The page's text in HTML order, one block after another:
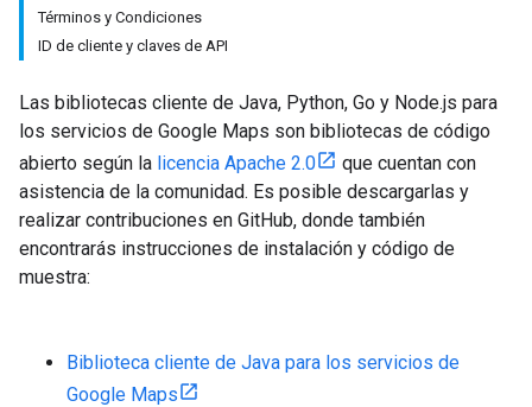
Términos y Condiciones
ID de cliente y claves de API
Las bibliotecas cliente de Java, Python, Go y Node.js para
los servicios de Google Maps son bibliotecas de código
abierto según la licencia Apache 2.0
que cuentan con
asistencia de la comunidad. Es posible descargarlas y
realizar contribuciones en GitHub, donde también
encontrarás instrucciones de instalación y código de
muestra:
Biblioteca cliente de Java para los servicios de
Google Maps